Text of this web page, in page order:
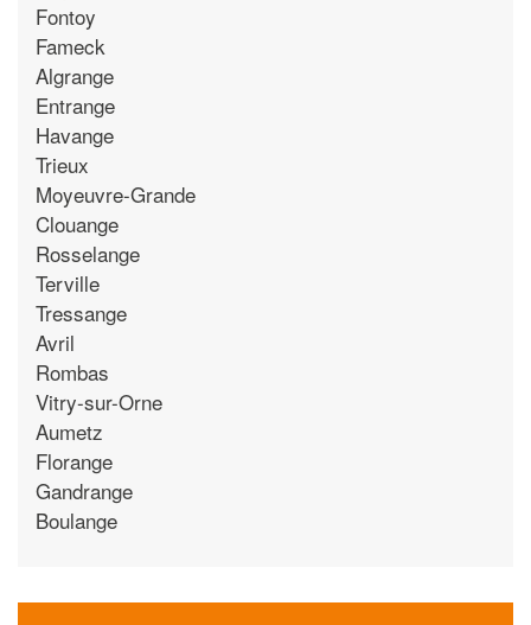
Fontoy
Fameck
Algrange
Entrange
Havange
Trieux
Moyeuvre-Grande
Clouange
Rosselange
Terville
Tressange
Avril
Rombas
Vitry-sur-Orne
Aumetz
Florange
Gandrange
Boulange